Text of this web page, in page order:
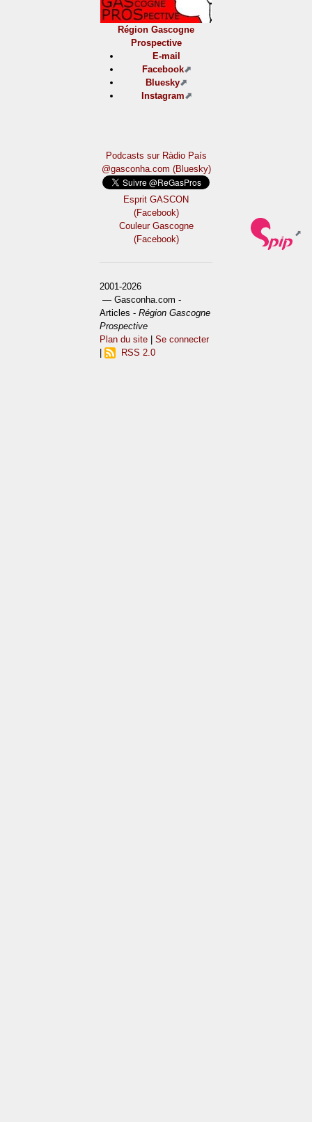
Région Gascogne
Prospective
E-mail
Facebook
Bluesky
Instagram
Podcasts sur Ràdio País
@gasconha.com (Bluesky)
Esprit GASCON
(Facebook)
Couleur Gascogne
(Facebook)
2001-2026
— Gasconha.com -
Articles -Région Gascogne
Prospective
Plan du site |Se connecter
RSS 2.0